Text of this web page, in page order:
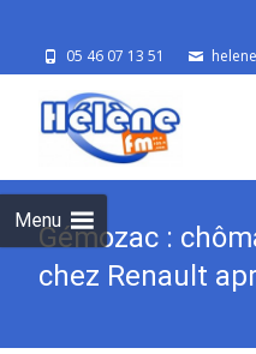
05 46 07 13 51
Menu
Gémozac :
chez Renault